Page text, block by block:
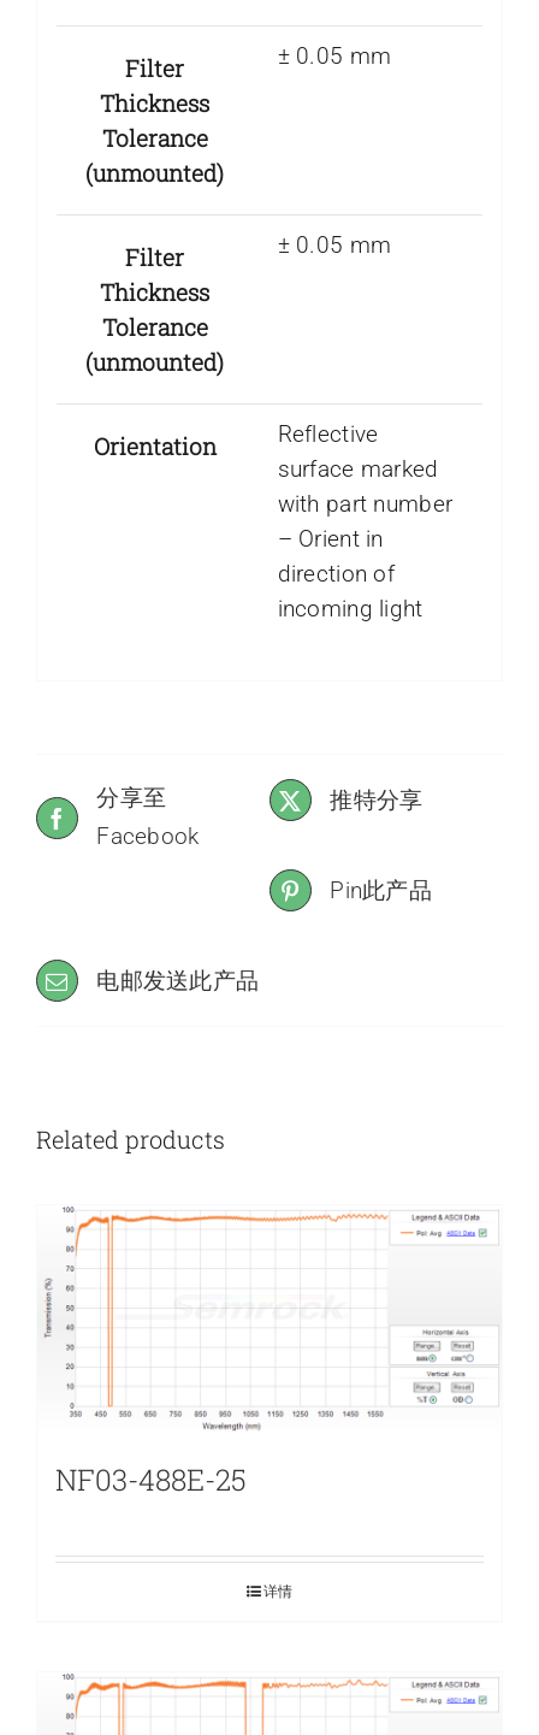
Filter
Thickness
Tolerance
(unmounted)
± 0.05 mm
Filter
Thickness
Tolerance
(unmounted)
± 0.05 mm
Orientation
Reflective
surface marked
with part number
– Orient in
direction of
incoming light
分享至
Facebook
推特分享
Pin此产品
电邮发送此产品
Related products
NF03-488E-25
详情